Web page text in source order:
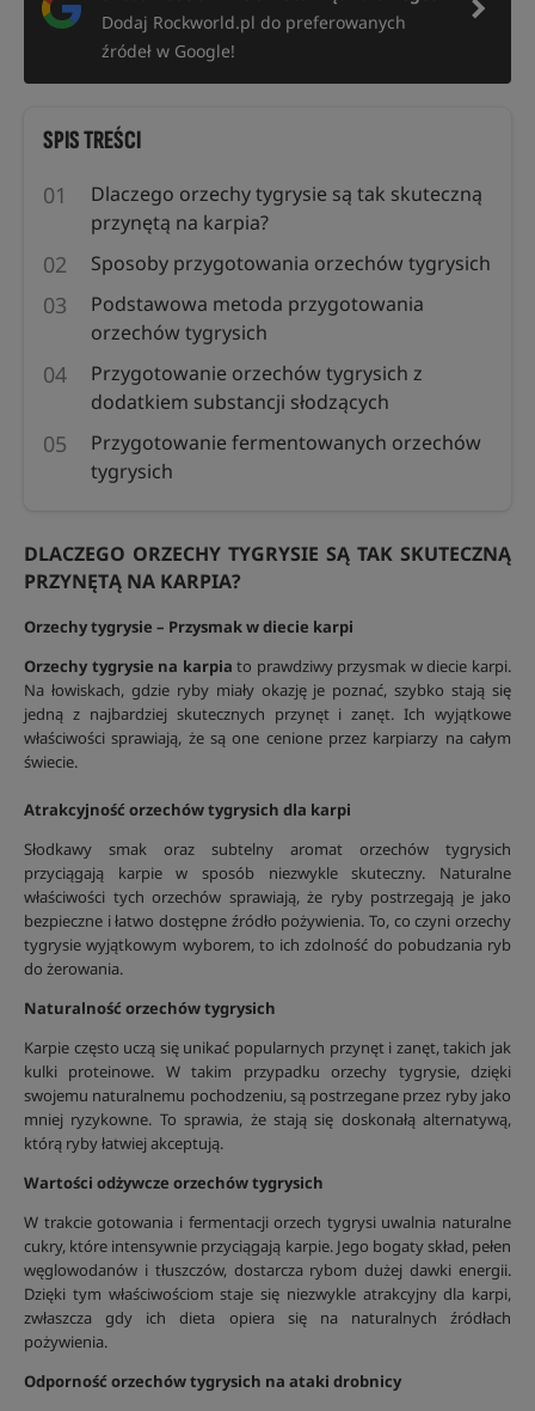
Dodaj Rockworld.pl do preferowanych
źródeł w Google!
SPIS TREŚCI
Dlaczego orzechy tygrysie są tak skuteczną
przynętą na karpia?
Sposoby przygotowania orzechów tygrysich
Podstawowa metoda przygotowania
orzechów tygrysich
Przygotowanie orzechów tygrysich z
dodatkiem substancji słodzących
Przygotowanie fermentowanych orzechów
tygrysich
DLACZEGO ORZECHY TYGRYSIE SĄ TAK SKUTECZNĄ
PRZYNĘTĄ NA KARPIA?
Orzechy tygrysie – Przysmak w diecie karpi
Orzechy tygrysie na karpia to prawdziwy przysmak w diecie karpi.
Na łowiskach, gdzie ryby miały okazję je poznać, szybko stają się
jedną z najbardziej skutecznych przynęt i zanęt. Ich wyjątkowe
właściwości sprawiają, że są one cenione przez karpiarzy na całym
świecie.
Atrakcyjność orzechów tygrysich dla karpi
Słodkawy smak oraz subtelny aromat orzechów tygrysich
przyciągają karpie w sposób niezwykle skuteczny. Naturalne
właściwości tych orzechów sprawiają, że ryby postrzegają je jako
bezpieczne i łatwo dostępne źródło pożywienia. To, co czyni orzechy
tygrysie wyjątkowym wyborem, to ich zdolność do pobudzania ryb
do żerowania.
Naturalność orzechów tygrysich
Karpie często uczą się unikać popularnych przynęt i zanęt, takich jak
kulki proteinowe. W takim przypadku orzechy tygrysie, dzięki
swojemu naturalnemu pochodzeniu, są postrzegane przez ryby jako
mniej ryzykowne. To sprawia, że stają się doskonałą alternatywą,
którą ryby łatwiej akceptują.
Wartości odżywcze orzechów tygrysich
W trakcie gotowania i fermentacji orzech tygrysi uwalnia naturalne
cukry, które intensywnie przyciągają karpie. Jego bogaty skład, pełen
węglowodanów i tłuszczów, dostarcza rybom dużej dawki energii.
Dzięki tym właściwościom staje się niezwykle atrakcyjny dla karpi,
zwłaszcza gdy ich dieta opiera się na naturalnych źródłach
pożywienia.
Odporność orzechów tygrysich na ataki drobnicy